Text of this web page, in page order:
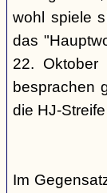
wohl spiele
das
22.
besprachen
die HJ-
Im